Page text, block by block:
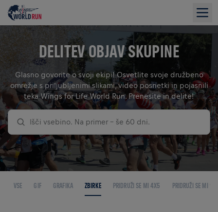
DELITEV OBJAV SKUPINE
Glasno govorite o svoji ekipi! Osvetlite svoje družbeno
omrežje s priljubljenimi slikami, video posnetki in pojasnili
teka Wings for Life World Run. Prenesite in delite!
Išči vsebino. Na primer – še 60 dni.
VSE GIF GRAFIKA ZBIRKE PRIDRUŽI SE MI 4X5 PRIDRUŽI SE MI